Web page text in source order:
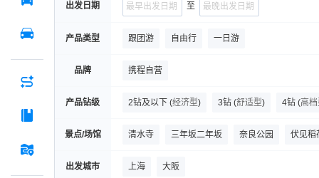
出发日期 至
产品类型 跟团游 自由行 一日游
品牌 携程自营
产品钻级 2钻及以下 (经济型) 3钻 (舒适型) 4钻 (高
景点/场馆 清水寺 三年坂二年坂 奈良公园 伏见稻
道顿堀 春日大社
出发城市 上海 大阪